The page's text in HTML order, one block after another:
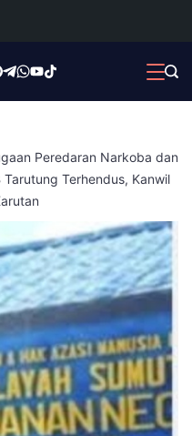
Peredaran Narkoba dan
Tarutung Terhendus, Kanwil